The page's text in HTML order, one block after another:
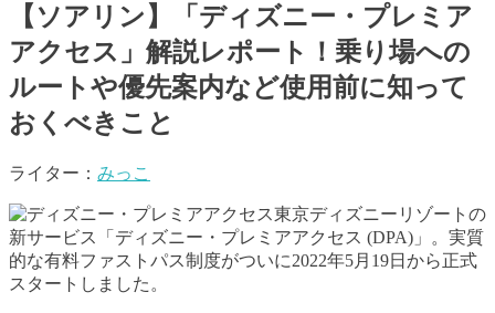
【ソアリン】「ディズニー・プレミア
アクセス」解説レポート！乗り場への
ルートや優先案内など使用前に知って
おくべきこと
ライター： みっこ
東京ディズニーリゾートの
新サービス「ディズニー・プレミアアクセス (DPA)」。実質
的な有料ファストパス制度がついに2022年5月19日から正式
スタートしました。